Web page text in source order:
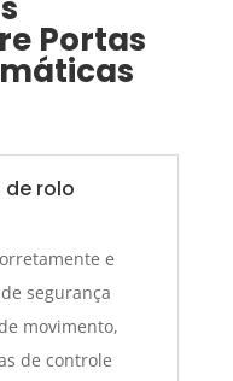
Portas
rolo
e
segurança
movimento,
de controle